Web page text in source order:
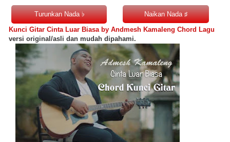
Kunci Gitar Cinta Luar Biasa by Andmesh Kamaleng Chord Lagu
versi original/asli dan mudah dipahami.